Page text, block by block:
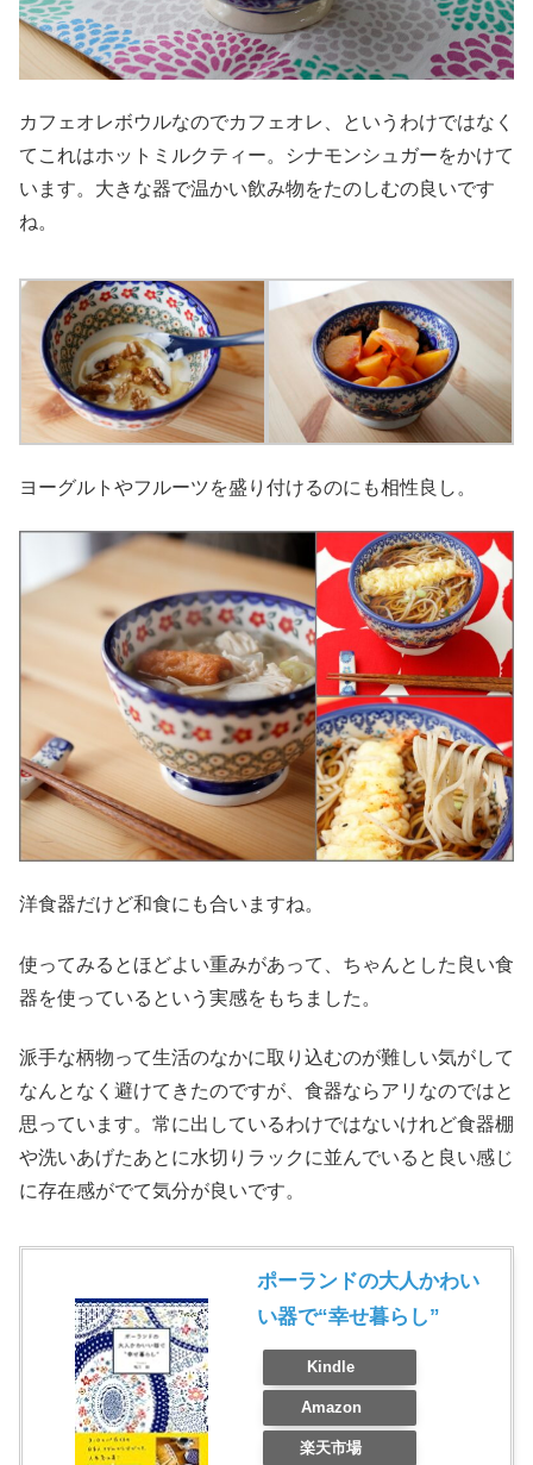
カフェオレボウルなのでカフェオレ、というわけではなく
てこれはホットミルクティー。シナモンシュガーをかけて
います。大きな器で温かい飲み物をたのしむの良いです
ね。
ヨーグルトやフルーツを盛り付けるのにも相性良し。
洋食器だけど和食にも合いますね。
使ってみるとほどよい重みがあって、ちゃんとした良い食
器を使っているという実感をもちました。
派手な柄物って生活のなかに取り込むのが難しい気がして
なんとなく避けてきたのですが、食器ならアリなのではと
思っています。常に出しているわけではないけれど食器棚
や洗いあげたあとに水切りラックに並んでいると良い感じ
に存在感がでて気分が良いです。
ポーランドの大人かわい
い器で“幸せ暮らし”
Kindle
Amazon
楽天市場